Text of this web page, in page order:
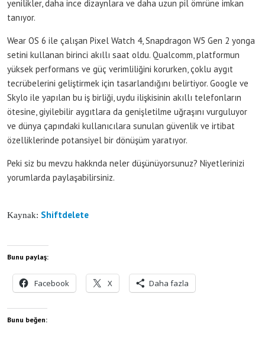
yenilikler, daha ince dizaynlara ve daha uzun pil ömrüne imkan
tanıyor.
Wear OS 6 ile çalışan Pixel Watch 4, Snapdragon W5 Gen 2 yonga
setini kullanan birinci akıllı saat oldu. Qualcomm, platformun
yüksek performans ve güç verimliliğini korurken, çoklu aygıt
tecrübelerini geliştirmek için tasarlandığını belirtiyor. Google ve
Skylo ile yapılan bu iş birliği, uydu ilişkisinin akıllı telefonların
ötesine, giyilebilir aygıtlara da genişletilme uğraşını vurguluyor
ve dünya çapındaki kullanıcılara sunulan güvenlik ve irtibat
özelliklerinde potansiyel bir dönüşüm yaratıyor.
Peki siz bu mevzu hakknda neler düşünüyorsunuz? Niyetlerinizi
yorumlarda paylaşabilirsiniz.
Kaynak: Shiftdelete
Bunu paylaş:
Facebook X Daha fazla
Bunu beğen: